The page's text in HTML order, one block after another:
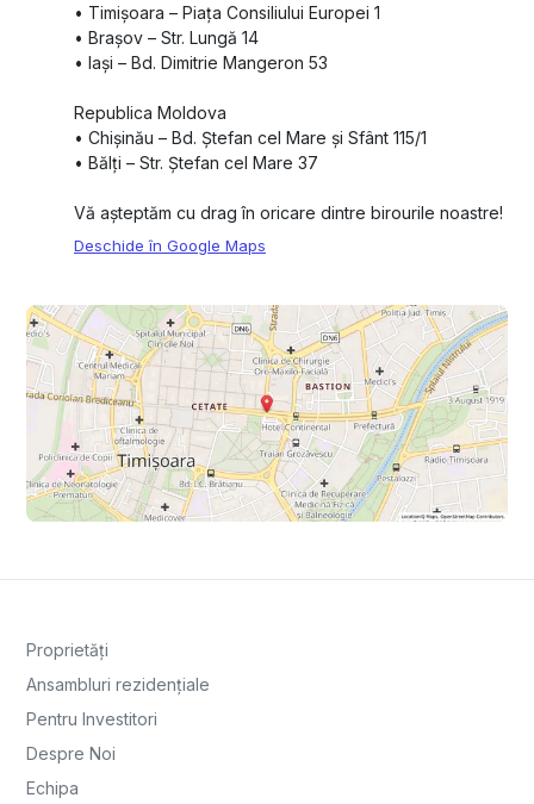
•⁠ ⁠Timișoara – Piața Consiliului Europei 1
•⁠ ⁠Brașov – Str. Lungă 14
•⁠ ⁠Iași – Bd. Dimitrie Mangeron 53
Republica Moldova
•⁠ ⁠Chișinău – Bd. Ștefan cel Mare și Sfânt 115/1
•⁠ ⁠Bălți – Str. Ștefan cel Mare 37
Vă așteptăm cu drag în oricare dintre birourile noastre!
Deschide în Google Maps
Proprietăți
Ansambluri rezidențiale
Pentru Investitori
Despre Noi
Echipa